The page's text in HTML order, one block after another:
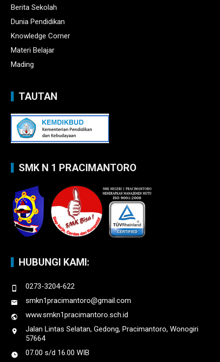
Berita Sekolah
Dunia Pendidikan
Knowledge Corner
Materi Belajar
Mading
TAUTAN
SMK N 1 PRACIMANTORO
HUBUNGI KAMI:
0273-3204-622
smkn1pracimantoro@gmail.com
www.smkn1pracimantoro.sch.id
Jalan Lintas Selatan, Gedong, Pracimantoro, Wonogiri
57664
07.00 s/d 16.00 WIB